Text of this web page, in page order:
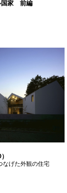
国家 前編
なげた外観の住宅